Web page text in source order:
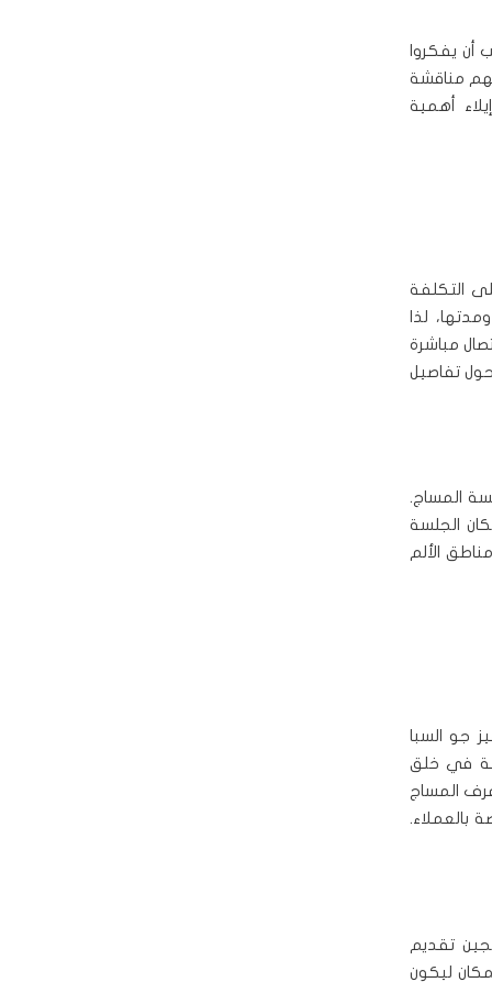
أن يفكروا
مناقشة
أهمية
التكلفة
لذا
مباشرة
حول تفاصيل
المساج.
الجلسة
الألم
جو السبا
في خلق
المساج
بالعملاء.
تقديم
ليكون